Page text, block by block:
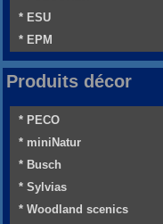
* ESU
* EPM
Produits décor
* PECO
* miniNatur
* Busch
* Sylvias
* Woodland scenics